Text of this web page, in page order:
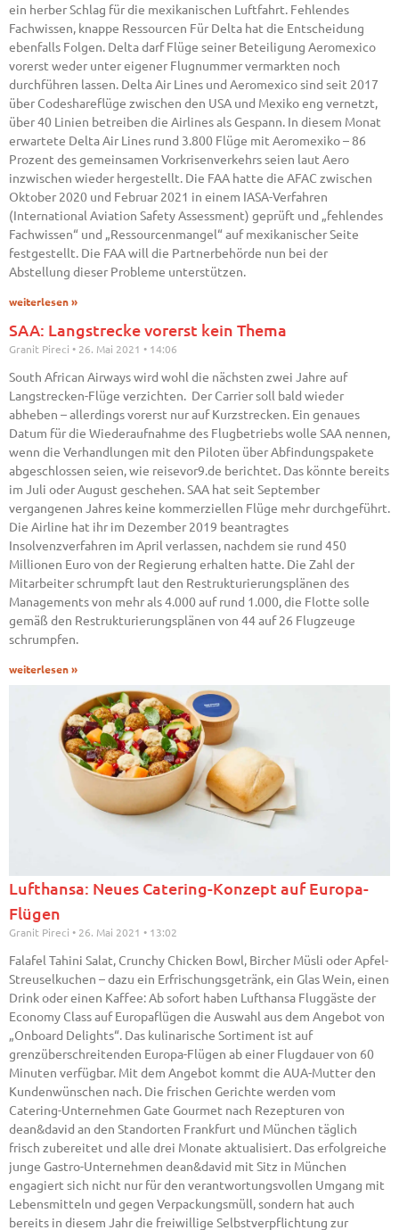
ein herber Schlag für die mexikanischen Luftfahrt. Fehlendes
Fachwissen, knappe Ressourcen Für Delta hat die Entscheidung
ebenfalls Folgen. Delta darf Flüge seiner Beteiligung Aeromexico
vorerst weder unter eigener Flugnummer vermarkten noch
durchführen lassen. Delta Air Lines und Aeromexico sind seit 2017
über Codeshareflüge zwischen den USA und Mexiko eng vernetzt,
über 40 Linien betreiben die Airlines als Gespann. In diesem Monat
erwartete Delta Air Lines rund 3.800 Flüge mit Aeromexiko – 86
Prozent des gemeinsamen Vorkrisenverkehrs seien laut Aero
inzwischen wieder hergestellt. Die FAA hatte die AFAC zwischen
Oktober 2020 und Februar 2021 in einem IASA-Verfahren
(International Aviation Safety Assessment) geprüft und „fehlendes
Fachwissen“ und „Ressourcenmangel“ auf mexikanischer Seite
festgestellt. Die FAA will die Partnerbehörde nun bei der
Abstellung dieser Probleme unterstützen.
weiterlesen »
SAA: Langstrecke vorerst kein Thema
Granit Pireci 26. Mai 2021 14:06
South African Airways wird wohl die nächsten zwei Jahre auf
Langstrecken-Flüge verzichten. Der Carrier soll bald wieder
abheben – allerdings vorerst nur auf Kurzstrecken. Ein genaues
Datum für die Wiederaufnahme des Flugbetriebs wolle SAA nennen,
wenn die Verhandlungen mit den Piloten über Abfindungspakete
abgeschlossen seien, wie reisevor9.de berichtet. Das könnte bereits
im Juli oder August geschehen. SAA hat seit September
vergangenen Jahres keine kommerziellen Flüge mehr durchgeführt.
Die Airline hat ihr im Dezember 2019 beantragtes
Insolvenzverfahren im April verlassen, nachdem sie rund 450
Millionen Euro von der Regierung erhalten hatte. Die Zahl der
Mitarbeiter schrumpft laut den Restrukturierungsplänen des
Managements von mehr als 4.000 auf rund 1.000, die Flotte solle
gemäß den Restrukturierungsplänen von 44 auf 26 Flugzeuge
schrumpfen.
weiterlesen »
Lufthansa: Neues Catering-Konzept auf Europa-
Flügen
Granit Pireci 26. Mai 2021 13:02
Falafel Tahini Salat, Crunchy Chicken Bowl, Bircher Müsli oder Apfel-
Streuselkuchen – dazu ein Erfrischungsgetränk, ein Glas Wein, einen
Drink oder einen Kaffee: Ab sofort haben Lufthansa Fluggäste der
Economy Class auf Europaflügen die Auswahl aus dem Angebot von
„Onboard Delights“. Das kulinarische Sortiment ist auf
grenzüberschreitenden Europa-Flügen ab einer Flugdauer von 60
Minuten verfügbar. Mit dem Angebot kommt die AUA-Mutter den
Kundenwünschen nach. Die frischen Gerichte werden vom
Catering-Unternehmen Gate Gourmet nach Rezepturen von
dean&david an den Standorten Frankfurt und München täglich
frisch zubereitet und alle drei Monate aktualisiert. Das erfolgreiche
junge Gastro-Unternehmen dean&david mit Sitz in München
engagiert sich nicht nur für den verantwortungsvollen Umgang mit
Lebensmitteln und gegen Verpackungsmüll, sondern hat auch
bereits in diesem Jahr die freiwillige Selbstverpflichtung zur